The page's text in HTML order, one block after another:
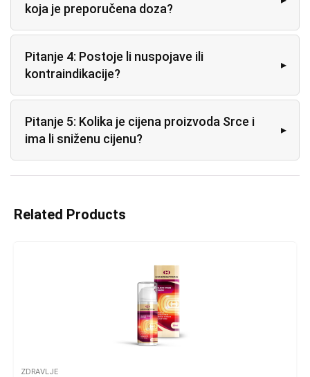
koja je preporučena doza?
Pitanje 4: Postoje li nuspojave ili
kontraindikacije?
Pitanje 5: Kolika je cijena proizvoda Srce i
ima li sniženu cijenu?
Related Products
ZDRAVLJE